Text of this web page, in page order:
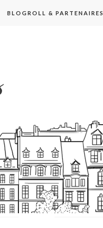
BLOGROLL & PARTENAIRES